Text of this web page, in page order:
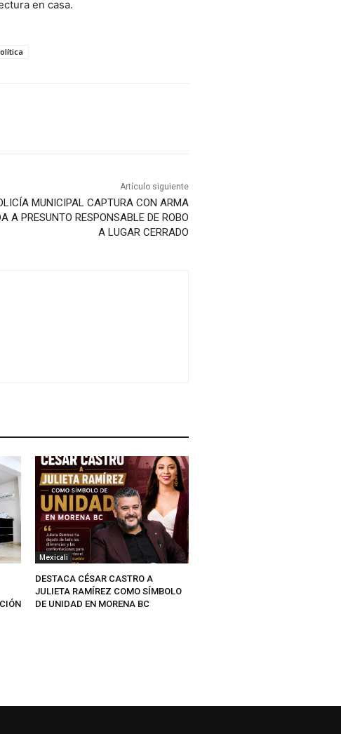
en casa.
Artículo siguiente
MUNICIPAL CAPTURA CON ARMA
A PRESUNTO RESPONSABLE DE ROBO
A LUGAR CERRADO
Mexicali
DESTACA CÉSAR CASTRO A
JULIETA RAMÍREZ COMO SÍMBOLO
DE UNIDAD EN MORENA BC